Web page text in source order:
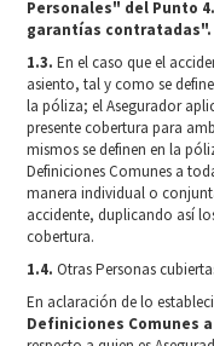
Personales" del Punto
garantías contratadas".
1.3. En el caso que el
asiento, tal y como se
la póliza; el Asegurador
presente cobertura para
mismos se definen en la
Definiciones Comunes a
manera individual o
accidente, duplicando así
cobertura.
1.4. Otras Personas
En aclaración de lo
Definiciones Comunes